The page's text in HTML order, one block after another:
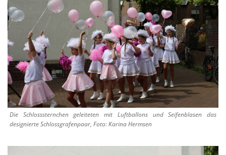
Die Schlosssternchen geleiteten mit Luftballons und Seifenblasen das
designierte Schlossgrafenpaar, Foto: Karina Hermsen